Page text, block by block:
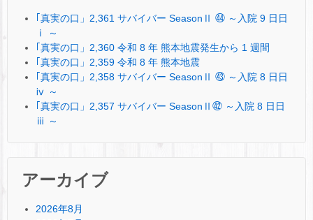
｢真実の口」2,361 サバイバー SeasonⅡ ㊹ ～入院 9 日日
ⅰ ～
｢真実の口」2,360 令和 8 年 熊本地震発生から 1 週間
｢真実の口」2,359 令和 8 年 熊本地震
｢真実の口」2,358 サバイバー SeasonⅡ ㊸ ～入院 8 日日
ⅳ ～
｢真実の口」2,357 サバイバー SeasonⅡ㊷ ～入院 8 日日
ⅲ ～
アーカイブ
2026年8月